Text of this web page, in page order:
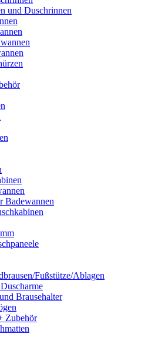
und Duschrinnen
Badewannen
Fußstütze/Ablagen
Brausehalter
Zubehör